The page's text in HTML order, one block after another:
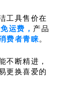
工具售价在
运费， 产品
费者青睐。
不断精进，
更换喜爱的